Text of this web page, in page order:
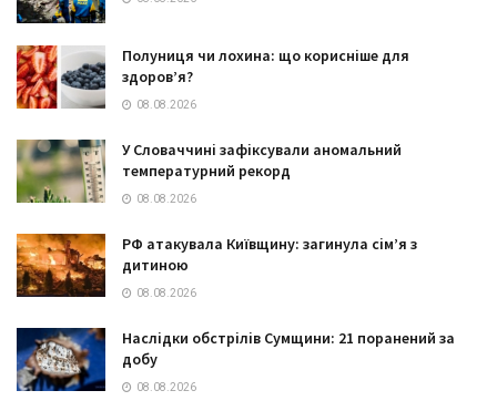
Полуниця чи лохина: що корисніше для
здоров’я?
08.08.2026
У Словаччині зафіксували аномальний
температурний рекорд
08.08.2026
РФ атакувала Київщину: загинула сім’я з
дитиною
08.08.2026
Наслідки обстрілів Сумщини: 21 поранений за
добу
08.08.2026